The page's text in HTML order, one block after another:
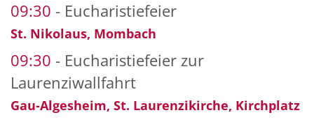
09:30 Eucharistiefeier
St. Nikolaus, Mombach
09:30
Eucharistiefeier zur
Laurenziwallfahrt
Gau-Algesheim, St. Laurenzikirche, Kirchplatz